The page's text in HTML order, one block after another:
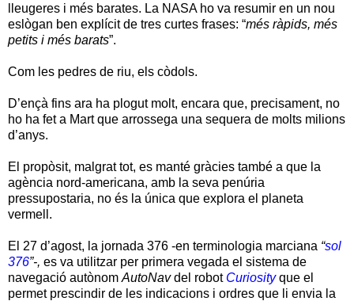
lleugeres i més barates. La NASA ho va resumir en un nou
eslògan ben explícit de tres curtes frases: “més ràpids, més
petits i més barats”.
Com les pedres de riu, els còdols.
D’ençà fins ara ha plogut molt, encara que, precisament, no
ho ha fet a Mart que arrossega una sequera de molts milions
d’anys.
El propòsit, malgrat tot, es manté gràcies també a que la
agència nord-americana, amb la seva penúria
pressupostaria, no és la única que explora el planeta
vermell.
El 27 d’agost, la jornada 376 -en terminologia marciana “sol
376”-, es va utilitzar per primera vegada el sistema de
navegació autònom AutoNavdel robot Curiosityque el
permet prescindir de les indicacions i ordres que li envia la